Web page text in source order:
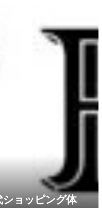
ョッピング体